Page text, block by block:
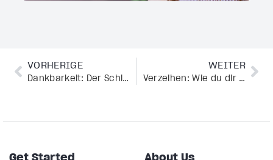
VORHERIGE
Dankbarkeit: Der Schlüssel für ein glückliches Leben
WEITER
Verzeihen: Wie du dir selbst und anderen vergeben kannst